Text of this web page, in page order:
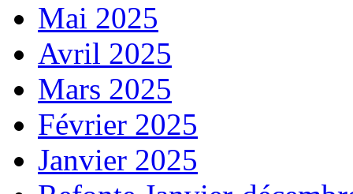
Mai 2025
Avril 2025
Mars 2025
Février 2025
Janvier 2025